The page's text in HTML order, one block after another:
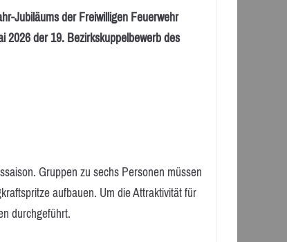
Jubiläums der Freiwilligen Feuerwehr
2026 der 19. Bezirkskuppelbewerb des
Gruppen zu sechs Personen müssen
aufbauen. Um die Attraktivität für
durchgeführt.